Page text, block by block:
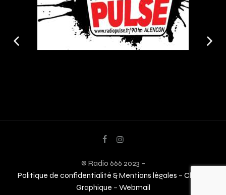
© Radio 666 2023 –
Politique de confidentialité & Mentions légales – Charte
Graphique – Webmail